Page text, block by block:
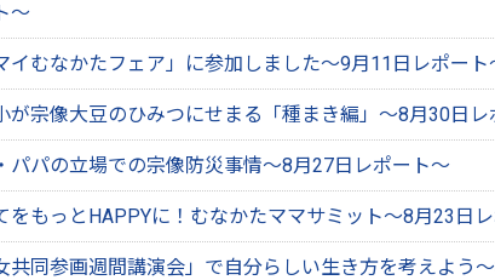
～
イむなかたフェア」に参加しました～9月11日レポート
が宗像大豆のひみつにせまる「種まき編」～8月30日レ
パパの立場での宗像防災事情～8月27日レポート～
をもっとHAPPYに！むなかたママサミット～8月23日
共同参画週間講演会」で自分らしい生き方を考えよう